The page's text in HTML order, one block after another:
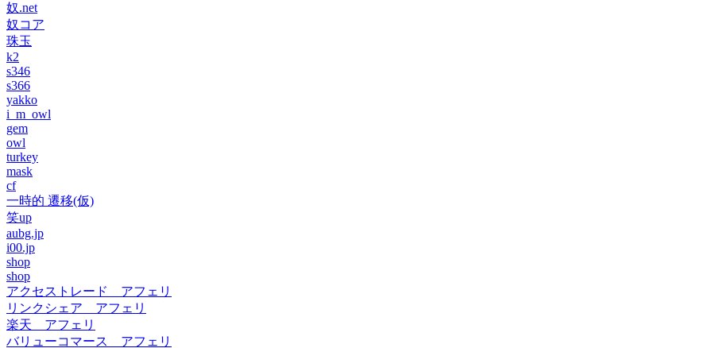
奴.net
奴コア
珠玉
k2
s346
s366
yakko
i_m_owl
gem
owl
turkey
mask
cf
一時的 遷移(仮)
笑up
aubg.jp
i00.jp
shop
shop
アクセストレード アフェリ
リンクシェア アフェリ
楽天 アフェリ
バリューコマース アフェリ